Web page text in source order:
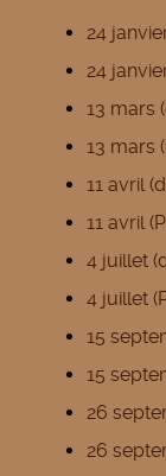
24
24
13 mars
13 mars
11 avril
11 avril
4 juillet
4 juillet
15
15
26
26